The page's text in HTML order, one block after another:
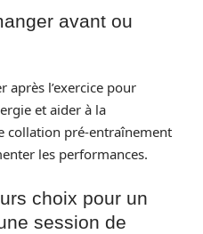
avant ou
après l’exercice pour
et aider à la
collation pré-entraînement
les performances.
choix pour un
session de